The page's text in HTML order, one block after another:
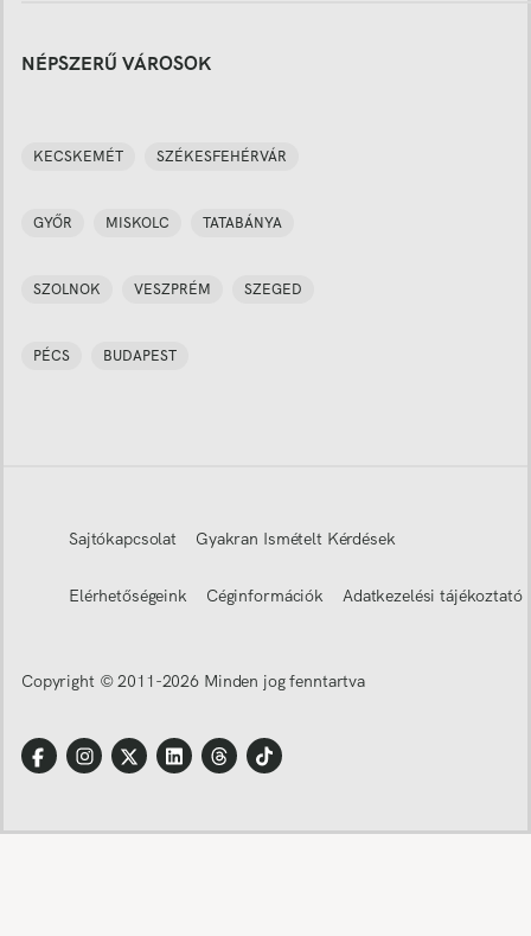
NÉPSZERŰ VÁROSOK
KECSKEMÉT SZÉKESFEHÉRVÁR
GYŐR MISKOLC TATABÁNYA
SZOLNOK VESZPRÉM SZEGED
PÉCS BUDAPEST
Sajtókapcsolat Gyakran Ismételt Kérdések
Elérhetőségeink Céginformációk Adatkezelési tájékoztató
Copyright © 2011-2026 Minden jog fenntartva